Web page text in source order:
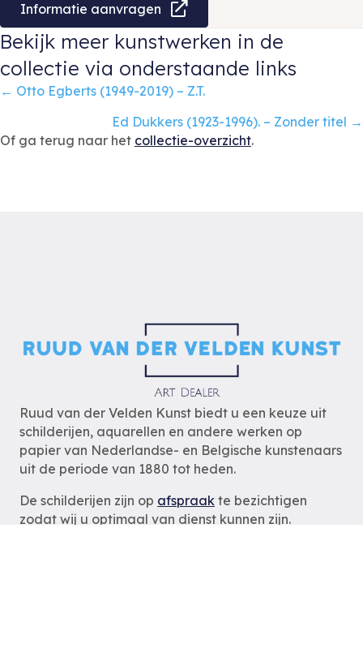
Informatie aanvragen
Bekijk meer kunstwerken in de
collectie via onderstaande links
Posts
← Otto Egberts (1949-2019) – Z.T.
Ed Dukkers (1923-1996). – Zonder titel →
Of ga terug naar het collectie-overzicht.
Ruud van der Velden Kunst biedt u een keuze uit
schilderijen, aquarellen en andere werken op
papier van Nederlandse- en Belgische kunstenaars
uit de periode van 1880 tot heden.
De schilderijen zijn op afspraak te bezichtigen
zodat wij u optimaal van dienst kunnen zijn.